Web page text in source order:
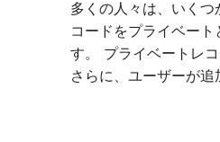
多くの人々は、いく
コードをプライベー
す。 プライベートレ
さらに、ユーザーが追